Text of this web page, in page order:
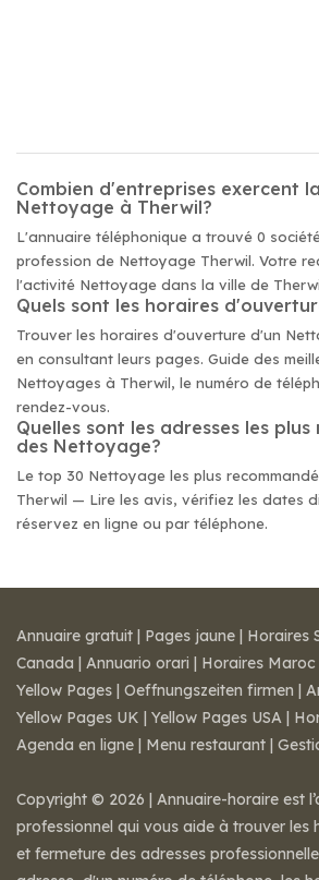
Combien d'entreprises exercent
Nettoyage à Therwil?
L'annuaire téléphonique a trouvé 0
profession de Nettoyage Therwil. Votre
l'activité Nettoyage dans la ville de
Quels sont les horaires
Trouver les horaires d'ouverture d'un
en consultant leurs pages. Guide des
Nettoyages à Therwil, le numéro de
rendez-vous.
Quelles sont les adresses les plus
des Nettoyage?
Le top 30 Nettoyage les plus
Therwil — Lire les avis, vérifiez les dates
réservez en ligne ou par téléphone.
Annuaire gratuit | Pages jaune | Horaires
Canada | Annuario orari | Horaires Maroc
Yellow Pages | Oeffnungszeiten firmen |
Yellow Pages UK | Yellow Pages USA |
Agenda en ligne | Menu restaurant |
Copyright © 2026 | Annuaire-horaire est
professionnel qui vous aide à trouver les
et fermeture des adresses